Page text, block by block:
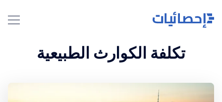
تكلفة الكوارث الطبيعية